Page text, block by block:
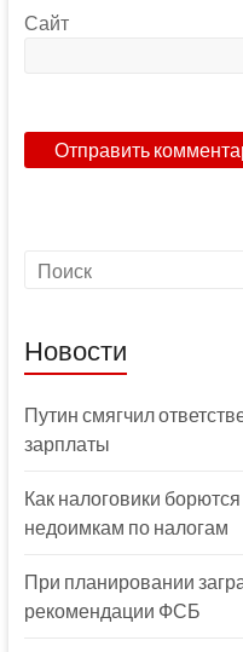
Сайт
Новости
Путин смягчил
зарплаты
Как налоговики
недоимкам по налогам
При планировании
рекомендации ФСБ